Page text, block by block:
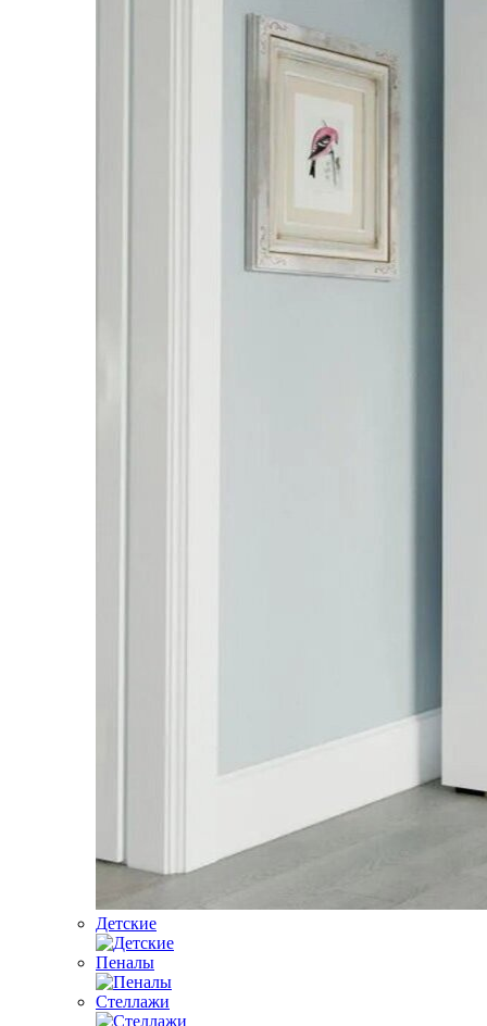
Детские
Пеналы
Стеллажи